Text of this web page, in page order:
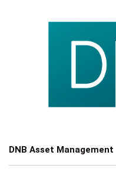
DNB Asset Management